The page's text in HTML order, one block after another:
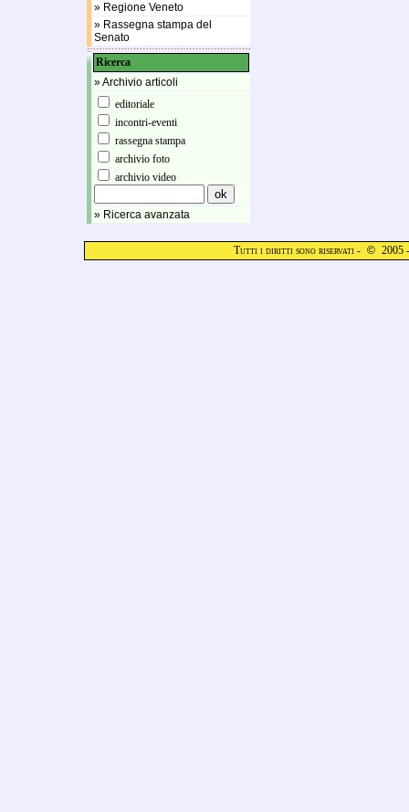
» Regione Veneto
» Rassegna stampa del
Senato
Ricerca
» Archivio articoli
editoriale
incontri-eventi
rassegna stampa
archivio foto
archivio video
» Ricerca avanzata
Tutti i diritti sono riservati - © 2005